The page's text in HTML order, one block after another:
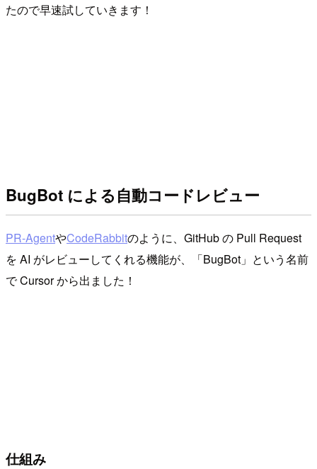
たので早速試していきます！
BugBot による自動コードレビュー
PR-AgentやCodeRabbitのように、GitHub の Pull Request
を AI がレビューしてくれる機能が、「BugBot」という名前
で Cursor から出ました！
仕組み